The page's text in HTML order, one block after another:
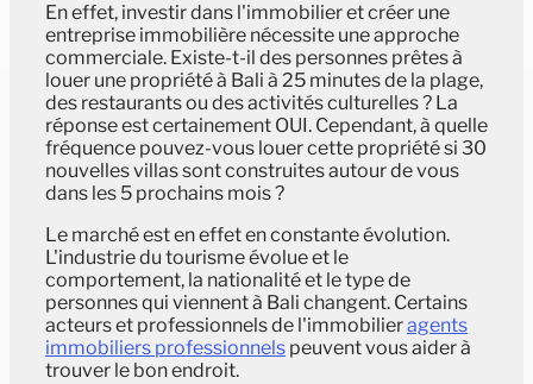
En effet, investir dans l'immobilier et créer une
entreprise immobilière nécessite une approche
commerciale. Existe-t-il des personnes prêtes à
louer une propriété à Bali à 25 minutes de la plage,
des restaurants ou des activités culturelles ? La
réponse est certainement OUI. Cependant, à quelle
fréquence pouvez-vous louer cette propriété si 30
nouvelles villas sont construites autour de vous
dans les 5 prochains mois ?
Le marché est en effet en constante évolution.
L'industrie du tourisme évolue et le
comportement, la nationalité et le type de
personnes qui viennent à Bali changent. Certains
acteurs et professionnels de l'immobilieragents
immobiliers professionnels peuvent vous aider à
trouver le bon endroit.